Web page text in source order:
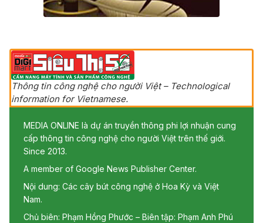
Thông tin công nghệ cho người Việt – Technological
information for Vietnamese.
MEDIA ONLINE là dự án truyền thông phi lợi nhuận cung
cấp thông tin công nghệ cho người Việt trên thế giới.
Since 2013.
A member of Google News Publisher Center.
Nội dung: Các cây bút công nghệ ở Hoa Kỳ và Việt
Nam.
Chủ biên: Phạm Hồng Phước – Biên tập: Phạm Anh Phú